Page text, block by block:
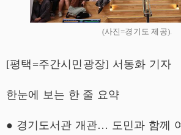
(사진=경기도 제공).
[평택=주간시민광장] 서동화 기자
한눈에 보는 한 줄 요약
● 경기도서관 개관… 도민과 함께